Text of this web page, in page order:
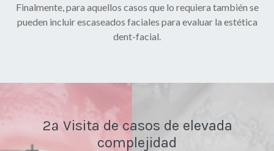
Finalmente, para aquellos casos que lo requiera también se
pueden incluir escaseados faciales para evaluar la estética
dent-facial.
2ª Visita de casos de elevada
complejidad